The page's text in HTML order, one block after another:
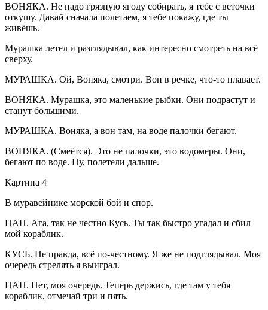
ВОНЯКА. Не надо грязную ягоду собирать, я тебе с веточки
откушу. Давай сначала полетаем, я тебе покажу, где ты
живёшь.
Мурашка летел и разглядывал, как интересно смотреть на всё
сверху.
МУРАШКА. Ой, Воняка, смотри. Вон в речке, что-то плавает.
ВОНЯКА. Мурашка, это маленькие рыбки. Они подрастут и
станут большими.
МУРАШКА. Воняка, а вон там, на воде палочки бегают.
ВОНЯКА. (Смеётся). Это не палочки, это водомеры. Они,
бегают по воде. Ну, полетели дальше.
Картина 4
В муравейнике морской бой и спор.
ЦАП. Ага, так не честно Кусь. Ты так быстро угадал и сбил
мой кораблик.
КУСЬ. Не правда, всё по-честному. Я же не подглядывал. Моя
очередь стрелять я выиграл.
ЦАП. Нет, моя очередь. Теперь держись, где там у тебя
кораблик, отмечай три и пять.